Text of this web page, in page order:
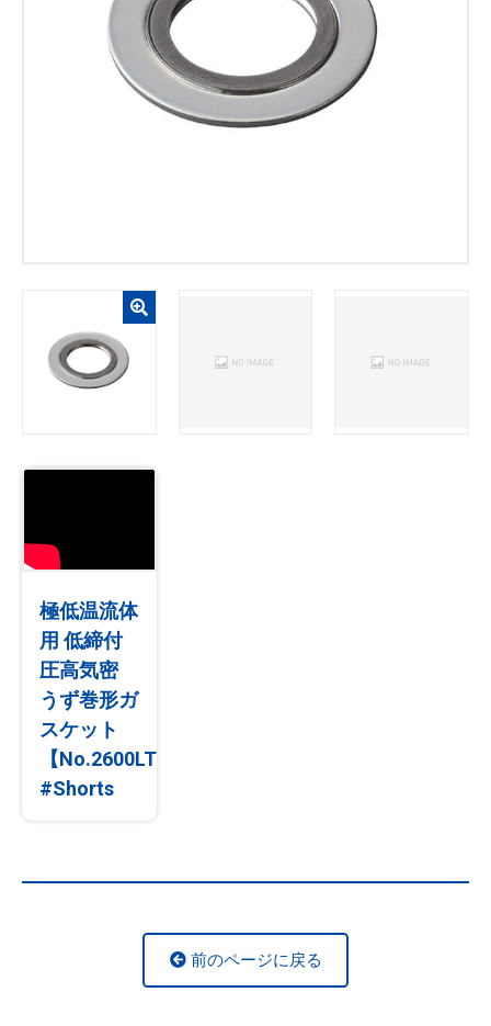
極低温流体
用 低締付
圧高気密
うず巻形ガ
スケット
【No.2600LTL】
#Shorts
前のページに戻る